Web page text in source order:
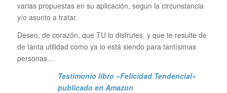
varias propuestas en su aplicación, según la circunstancia
y/o asunto a tratar.
Deseo, de corazón, que TU lo disfrutes, y que te resulte de
de tanta utilidad como ya lo está siendo para tantísimas
personas…
Testimonio libro «Felicidad Tendencial»
publicado en Amazon